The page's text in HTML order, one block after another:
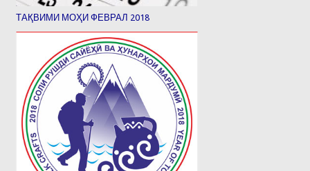
ТАҚВИМИ МОҲИ ФЕВРАЛ 2018